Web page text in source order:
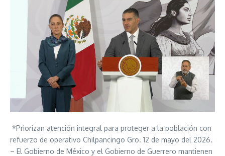
*Priorizan atención integral para proteger a la población con
refuerzo de operativo Chilpancingo Gro. 12 de mayo del 2026.
– El Gobierno de México y el Gobierno de Guerrero mantienen